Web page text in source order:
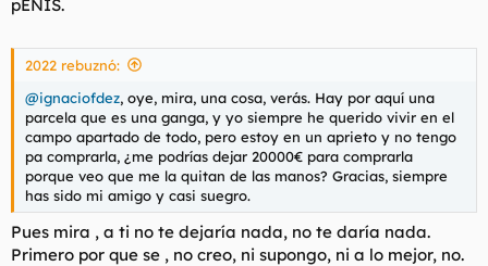
pENIS.
2022 rebuznó:
@ignaciofdez, oye, mira, una cosa, verás. Hay por aquí una
parcela que es una ganga, y yo siempre he querido vivir en el
campo apartado de todo, pero estoy en un aprieto y no tengo
pa comprarla, ¿me podrías dejar 20000€ para comprarla
porque veo que me la quitan de las manos? Gracias, siempre
has sido mi amigo y casi suegro.
Pues mira , a ti no te dejaría nada, no te daría nada.
Primero por que se , no creo, ni supongo, ni a lo mejor, no.